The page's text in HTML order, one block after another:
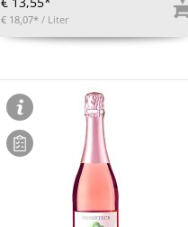
€ 18,07* / Liter